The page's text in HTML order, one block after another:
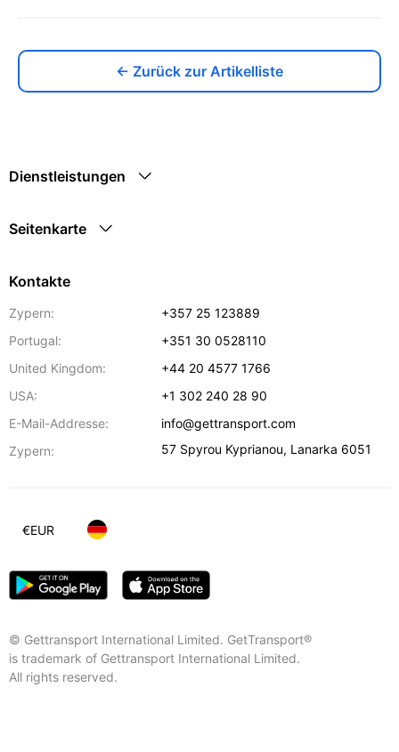
← Zurück zur Artikelliste
Dienstleistungen
Seitenkarte
Kontakte
Zypern:
+357 25 123889
Portugal:
+351 30 0528110
United Kingdom:
+44 20 4577 1766
USA:
+1 302 240 28 90
E-Mail-Addresse:
info@gettransport.com
Zypern:
57 Spyrou Kyprianou, Lanarka 6051
© Gettransport International Limited. GetTransport®
is trademark of Gettransport International Limited.
All rights reserved.
€EUR